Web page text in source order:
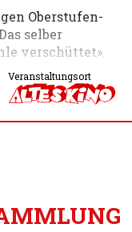
Oberstufen-
selber
verschüttet».
Veranstaltungsort